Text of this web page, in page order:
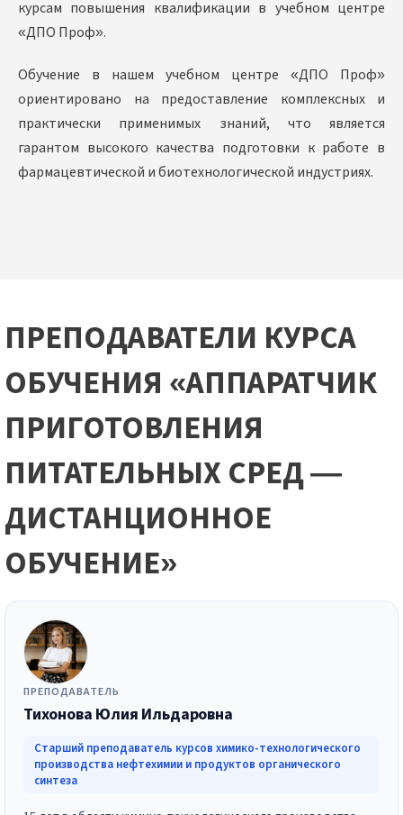
курсам повышения квалификации в учебном центре
«ДПО Проф».
Обучение в нашем учебном центре «ДПО Проф»
ориентировано на предоставление комплексных и
практически применимых знаний, что является
гарантом высокого качества подготовки к работе в
фармацевтической и биотехнологической индустриях.
ПРЕПОДАВАТЕЛИ КУРСА
ОБУЧЕНИЯ «АППАРАТЧИК
ПРИГОТОВЛЕНИЯ
ПИТАТЕЛЬНЫХ СРЕД —
ДИСТАНЦИОННОЕ
ОБУЧЕНИЕ»
ПРЕПОДАВАТЕЛЬ
Тихонова Юлия Ильдаровна
Старший преподаватель курсов химико-технологического
производства нефтехимии и продуктов органического
синтеза